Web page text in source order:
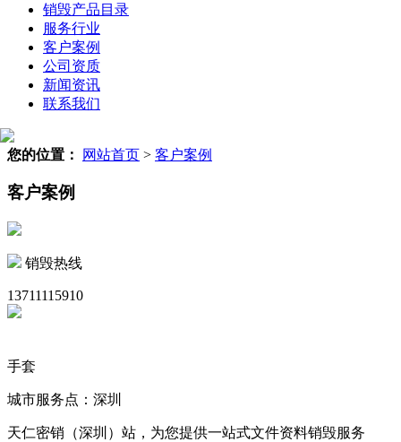
销毁产品目录
服务行业
客户案例
公司资质
新闻资讯
联系我们
您的位置： 网站首页 > 客户案例
客户案例
销毁热线
13711115910
手套
城市服务点：深圳
天仁密销（深圳）站，为您提供一站式文件资料销毁服务